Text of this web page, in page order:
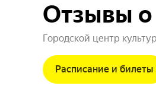
Отзывы о
Городской центр
Расписание и билеты